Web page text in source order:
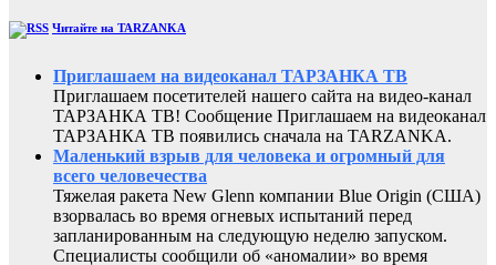
Читайте на TARZANKA
Приглашаем на видеоканал ТАРЗАНКА ТВ
Приглашаем посетителей нашего сайта на видео-канал
ТАРЗАНКА ТВ! Сообщение Приглашаем на видеоканал
ТАРЗАНКА ТВ появились сначала на TARZANKA.
Маленький взрыв для человека и огромный для
всего человечества
Тяжелая ракета New Glenn компании Blue Origin (США)
взорвалась во время огневых испытаний перед
запланированным на следующую неделю запуском.
Специалисты сообщили об «аномалии» во время